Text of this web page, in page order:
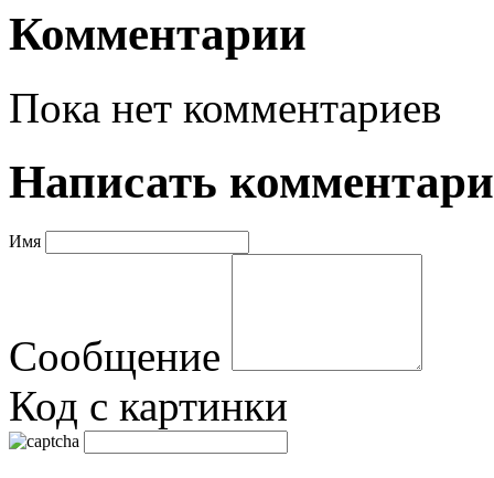
Комментарии
Пока нет комментариев
Написать
Имя
Сообщение
Код с картинки